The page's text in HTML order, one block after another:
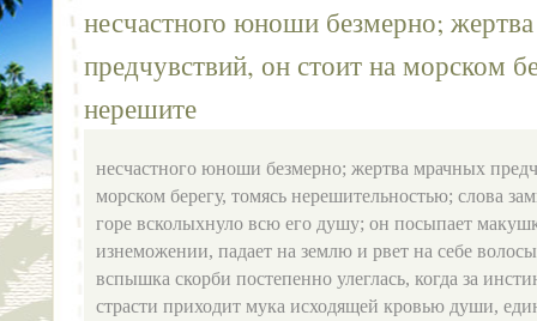
несчастного юноши безмерно;
предчувствий, он стоит на морском
нерешите
несчастного юноши безмерно; жертва мрачных
морском берегу, томясь нерешительностью; слова
горе всколыхнуло всю его душу; он посыпает
изнеможении, падает на землю и рвет на себе
вспышка скорби постепенно улеглась, когда за
страсти приходит мука исходящей кровью души,